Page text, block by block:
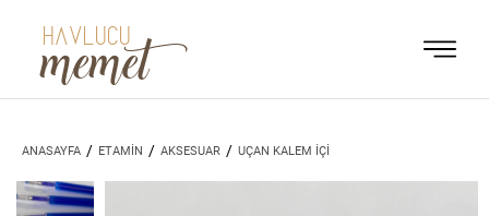
HAVLUCU
memet
ANASAYFA / ETAMİN / AKSESUAR / UÇAN KALEM İÇİ